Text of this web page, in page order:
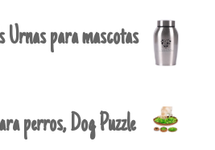
Urnas para mascotas
perros, Dog Puzzle